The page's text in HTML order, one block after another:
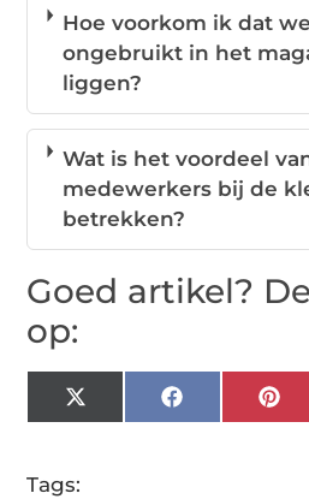
Hoe voorkom ik dat
ongebruikt in het
liggen?
Wat is het voordeel
medewerkers bij de
betrekken?
Goed artikel?
op:
X
(Twitter)
Facebook
Tags: